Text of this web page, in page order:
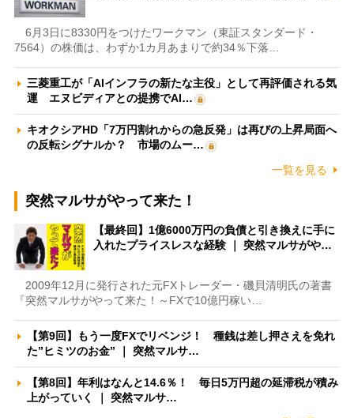
6月3日に8330円をつけたワークマン（東証スタンダード・
7564）の株価は、わずか1カ月あまりで約34％下落…
三菱重工が「AIインフラの新たな主役」として再評価される気
運 エヌビディアとの提携でAI…
キオクシアHD「7万円割れからの急反発」は再びの上昇局面へ
の反転シグナルか？ 市場のムー…
一覧を見る
突然マルサがやって来た！
【最終回】1億6000万円の負債と引き換えに手に
入れたプライスレスな経験 ｜ 突然マルサがや…
2009年12月に発行された元FXトレーダー・磯貝清明氏の著書
『突然マルサがやって来た！～FXで10億円稼い…
【第9回】もう一度FXでリベンジ！ 種銭は差し押さえを免れ
た”ヒミツのお金” ｜ 突然マルサ…
【第8回】年利はなんと14.6％！ 毎日5万円超の延滞税が積み
上がっていく ｜ 突然マルサ…